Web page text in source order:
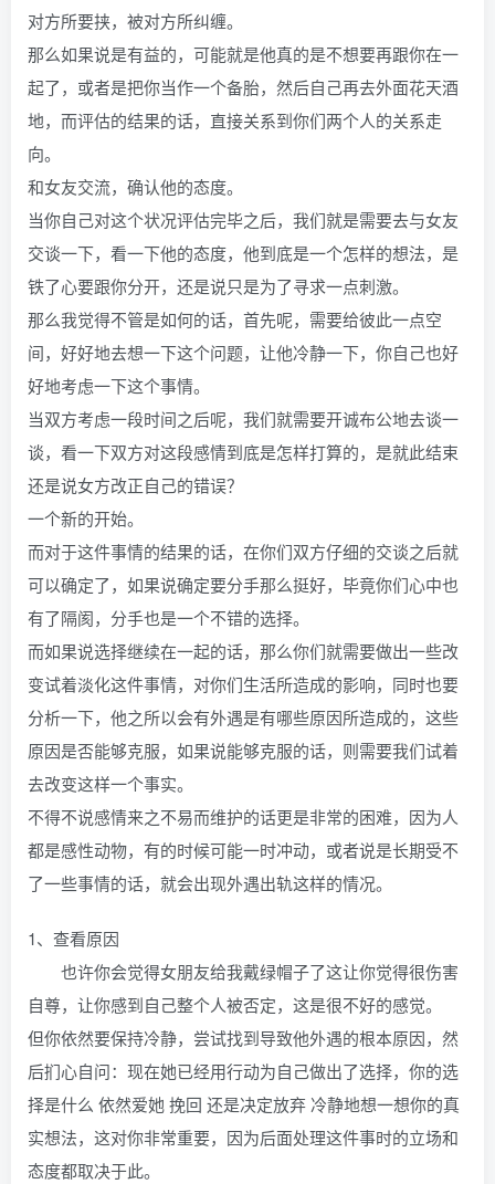
对方所要挟，被对方所纠缠。
那么如果说是有益的，可能就是他真的是不想要再跟你在一
起了，或者是把你当作一个备胎，然后自己再去外面花天酒
地，而评估的结果的话，直接关系到你们两个人的关系走
向。
和女友交流，确认他的态度。
当你自己对这个状况评估完毕之后，我们就是需要去与女友
交谈一下，看一下他的态度，他到底是一个怎样的想法，是
铁了心要跟你分开，还是说只是为了寻求一点刺激。
那么我觉得不管是如何的话，首先呢，需要给彼此一点空
间，好好地去想一下这个问题，让他冷静一下，你自己也好
好地考虑一下这个事情。
当双方考虑一段时间之后呢，我们就需要开诚布公地去谈一
谈，看一下双方对这段感情到底是怎样打算的，是就此结束
还是说女方改正自己的错误？
一个新的开始。
而对于这件事情的结果的话，在你们双方仔细的交谈之后就
可以确定了，如果说确定要分手那么挺好，毕竟你们心中也
有了隔阂，分手也是一个不错的选择。
而如果说选择继续在一起的话，那么你们就需要做出一些改
变试着淡化这件事情，对你们生活所造成的影响，同时也要
分析一下，他之所以会有外遇是有哪些原因所造成的，这些
原因是否能够克服，如果说能够克服的话，则需要我们试着
去改变这样一个事实。
不得不说感情来之不易而维护的话更是非常的困难，因为人
都是感性动物，有的时候可能一时冲动，或者说是长期受不
了一些事情的话，就会出现外遇出轨这样的情况。
1、查看原因
也许你会觉得女朋友给我戴绿帽子了这让你觉得很伤害
自尊，让你感到自己整个人被否定，这是很不好的感觉。
但你依然要保持冷静，尝试找到导致他外遇的根本原因，然
后扪心自问：现在她已经用行动为自己做出了选择，你的选
择是什么 依然爱她 挽回 还是决定放弃 冷静地想一想你的真
实想法，这对你非常重要，因为后面处理这件事时的立场和
态度都取决于此。